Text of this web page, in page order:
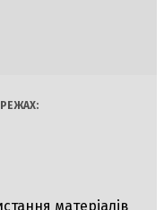
матеріалів